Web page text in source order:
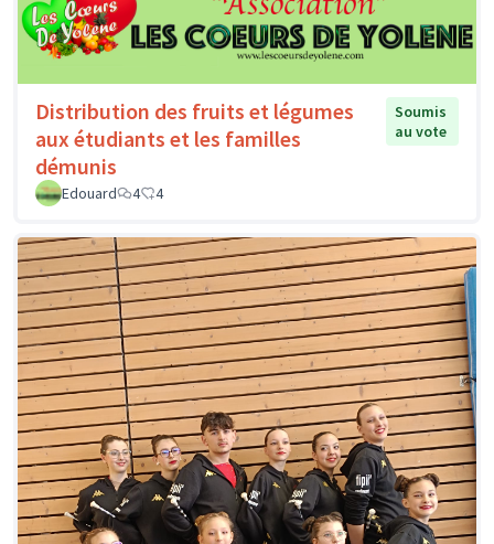
Distribution des fruits et légumes
aux étudiants et les familles
démunis
Soumis
au vote
Edouard 4 4